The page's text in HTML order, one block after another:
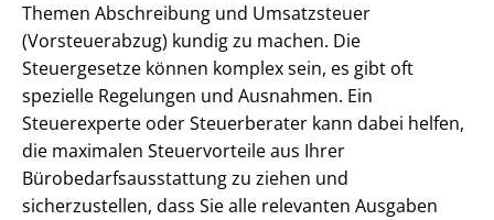
Themen Abschreibung und Umsatzsteuer
(Vorsteuerabzug) kundig zu machen. Die
Steuergesetze können komplex sein, es gibt oft
spezielle Regelungen und Ausnahmen. Ein
Steuerexperte oder Steuerberater kann dabei helfen,
die maximalen Steuervorteile aus Ihrer
Bürobedarfsausstattung zu ziehen und
sicherzustellen, dass Sie alle relevanten Ausgaben